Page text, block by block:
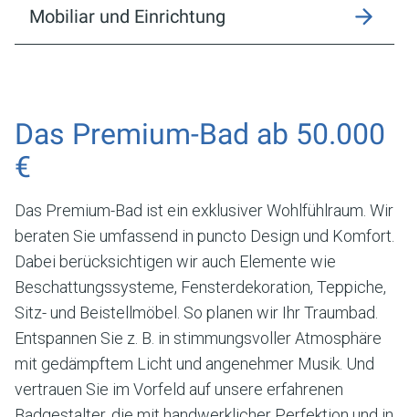
Mobiliar und Einrichtung
Das Premium-Bad ab 50.000
€
Das Premium-Bad ist ein exklusiver Wohlfühlraum. Wir
beraten Sie umfassend in puncto Design und Komfort.
Dabei berücksichtigen wir auch Elemente wie
Beschattungssysteme, Fensterdekoration, Teppiche,
Sitz- und Beistellmöbel. So planen wir Ihr Traumbad.
Entspannen Sie z. B. in stimmungsvoller Atmosphäre
mit gedämpftem Licht und angenehmer Musik. Und
vertrauen Sie im Vorfeld auf unsere erfahrenen